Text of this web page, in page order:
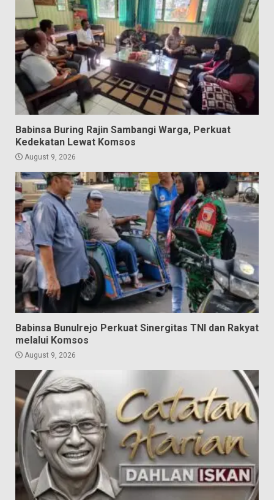
Babinsa Buring Rajin Sambangi Warga, Perkuat
Kedekatan Lewat Komsos
August 9, 2026
Babinsa Bunulrejo Perkuat Sinergitas TNI dan Rakyat
melalui Komsos
August 9, 2026